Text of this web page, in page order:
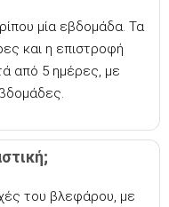
μία εβδομάδα. Τα
και η επιστροφή
από 5 ημέρες, με
του βλεφάρου, με